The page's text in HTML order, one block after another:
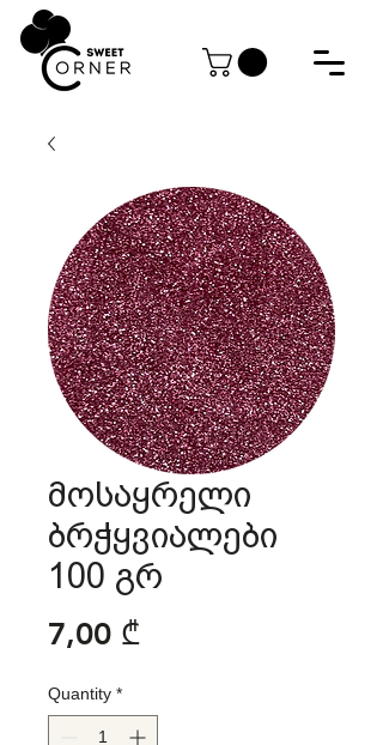
მოსაყრელი
ბრჭყვიალები
100 გრ
7,00 ₾Price
Quantity *